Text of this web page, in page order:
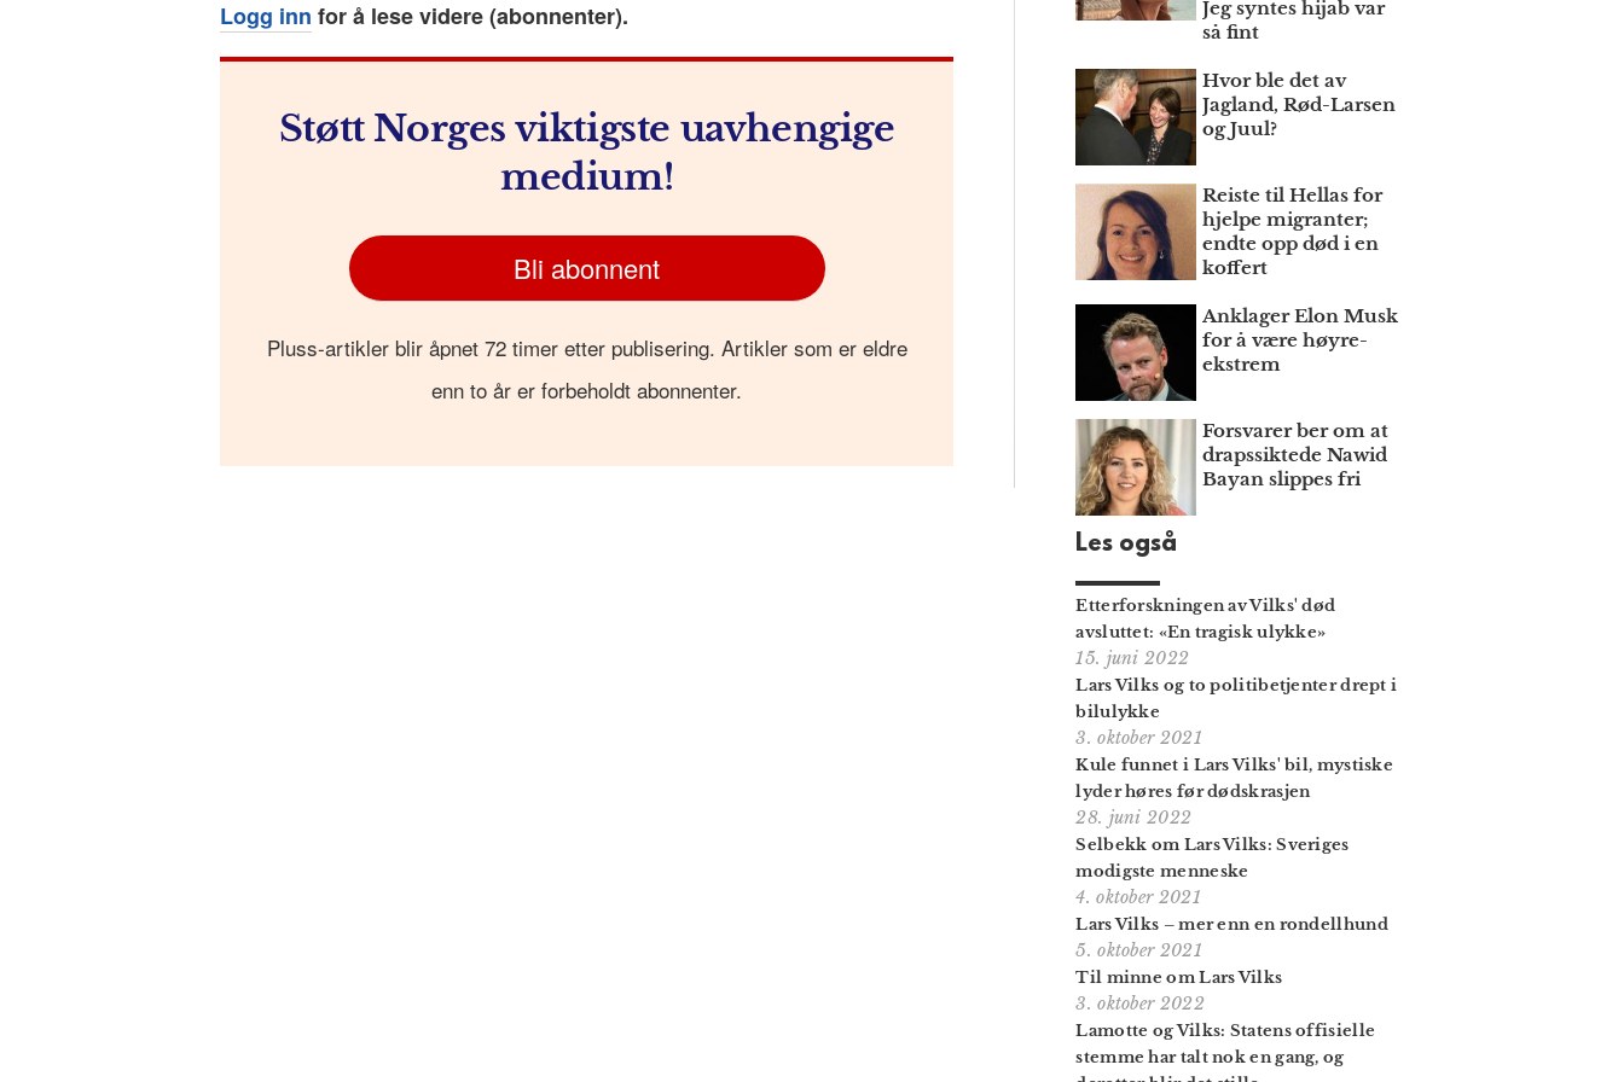
o e p
at m
Logg inn for å lese videre (abonnenter).
Støtt Norges viktigste uavhengige
medium!
Bli abonnent
Pluss-artikler blir åpnet 72 timer etter publisering. Artikler som er eldre
enn to år er forbeholdt abonnenter.
Jeg syntes hijab var
så fint
Hvor ble det av
Jagland, Rød-Larsen
og Juul?
Reiste til Hellas for
hjelpe migranter;
endte opp død i en
koffert
Anklager Elon Musk
for å være høyre­
ekstrem
Forsvarer ber om at
draps­siktede Nawid
Bayan slippes fri
Les også
Etterforskningen av Vilks' død
avsluttet: «En tragisk ulykke»
15. juni 2022
Lars Vilks og to politibetjenter drept i
bilulykke
3. oktober 2021
Kule funnet i Lars Vilks' bil, mystiske
lyder høres før dødskrasjen
28. juni 2022
Selbekk om Lars Vilks: Sveriges
modigste menneske
4. oktober 2021
Lars Vilks – mer enn en rondellhund
5. oktober 2021
Til minne om Lars Vilks
3. oktober 2022
Lamotte og Vilks: Statens offisielle
stemme har talt nok en gang, og